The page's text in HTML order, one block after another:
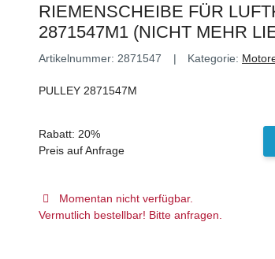
RIEMENSCHEIBE FÜR
2871547M1 (NICHT MEHR
Artikelnummer: 2871547 Kategorie:
PULLEY 2871547M
Rabatt: 20%
Preis auf Anfrage
Momentan nicht verfügbar.
Vermutlich bestellbar! Bitte anfragen.